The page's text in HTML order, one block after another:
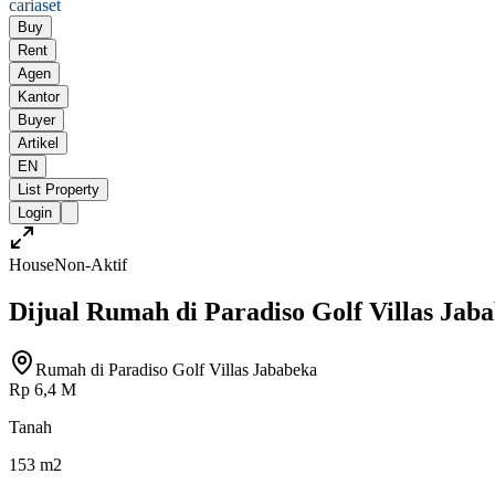
cariaset
Buy
Rent
Agen
Kantor
Buyer
Artikel
EN
List Property
Login
HouseNon-Aktif
Dijual Rumah di Paradiso Golf Villas
Rumah di Paradiso Golf Villas Jababeka
Rp 6,4 M
Tanah
153 m2